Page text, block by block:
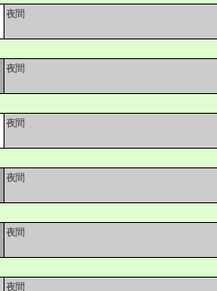
夜間
夜間
夜間
夜間
夜間
夜間